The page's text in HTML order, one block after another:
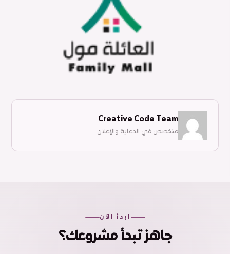
Creative Code Team
متخصص في الدعاية والإعلان
ابدأ الآن
جاهز تبدأ مشروعك؟